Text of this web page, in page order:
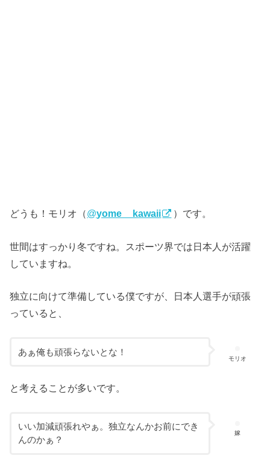
どうも！モリオ（@yome__kawaii ）です。
世間はすっかり冬ですね。スポーツ界では日本人が活躍
していますね。
独立に向けて準備している僕ですが、日本人選手が頑張
っていると、
モリオ
あぁ俺も頑張らないとな！
と考えることが多いです。
嫁
いい加減頑張れやぁ。独立なんかお前にでき
んのかぁ？